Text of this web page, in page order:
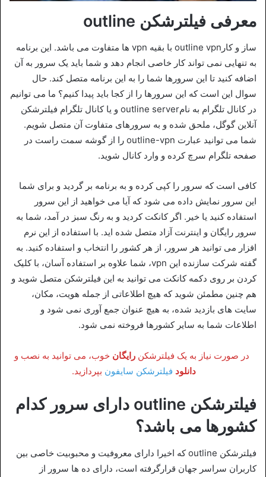
معرفی فیلترشکن outline
ساز و کارoutline vpn با بقیه ‏vpn ها متفاوت می باشد. این برنامه
به تنهایی نمی تواند کار خاصی انجام دهد و شما باید یک سرور به آن
اضافه کنید تا این سرورها شما را به این برنامه متصل کند. حال
سوال این است که این سرورها را از کجا باید پیدا کنیم؟ ما می توانیم
در کانال تلگرام به نامoutline server و یا کانال تلگرام فیلترشکن
آنلاین گوگل، ملحق شده و به سرورهای متفاوت آن متصل شویم.
شما می توانید عبارت outline-vpn را از گوشه سمت راست در
صفحه تلگرام سرچ کرده و وارد کانال شوید.
کافی است که سرور را کپی کرده و به برنامه بر گردید و برای شما
این سرور نمایش داده می شود که آیا می خواهید از این سرور
استفاده کنید یا خیر. اگر کانکت کردید و به رنگ سبز در آمد، شما به
سرور رایگان و اینترنت آزاد متصل شده اید. با استفاده از این نرم
افزار می توانید هر سرور، از هر کشور را انتخاب و استفاده کنید. به
گفته شرکت سازنده این vpn، شما علاوه بر استفاده آسان، با کلیک
کردن بر روی دکمه کانکت می توانید به این فیلترشکن متصل شوید و
هم چنین مطمئن شوید که هیچ اطلاعاتی از جمله هویت، مکان،
سایت های بازدید شده، به هیچ عنوان جمع آوری نمی شود و
اطلاعات شما به سایر کشورها فروخته نمی شود.
در صورت نیاز به یک فیلترشکن رایگان خوب، می توانید به نصب و
دانلود فیلترشکن سایفون بپردازید.
فیلترشکن outline دارای سرور کدام
کشورها می باشد؟
فیلترشکن outline که اخیرا دارای معروفیت و محبوبیت خاصی بین
کاربران سراسر جهان قرارگرفته است، دارای ده‌ ها سرور از